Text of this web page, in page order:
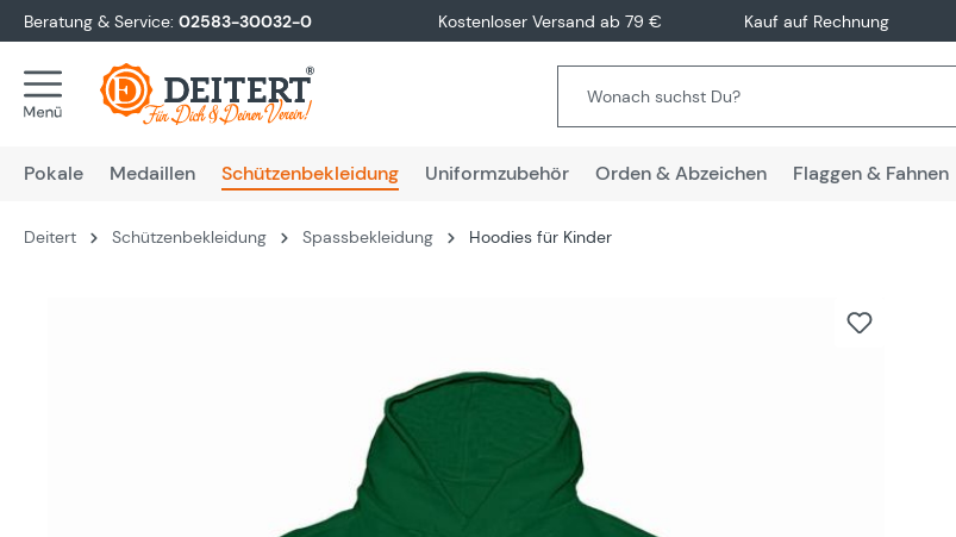
Zur Hauptnavigation springen
Beratung & Service: 02583-30032-0 Kostenloser Versand ab 79 € Kauf auf Rechnung
Pokale Medaillen Schützenbekleidung Uniformzubehör Orden & Abzeichen Flaggen & Fahnen
Deitert Schützenbekleidung Spassbekleidung Hoodies für Kinder